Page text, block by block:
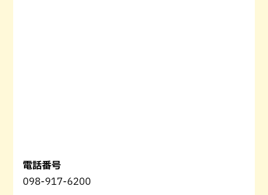
電話番号
098-917-6200